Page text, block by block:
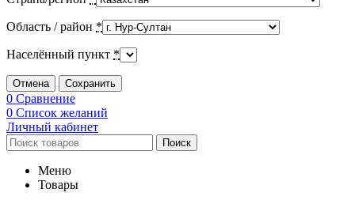
Область / район *
Населённый пункт *
Отмена Сохранить
0 Сравнение
0 Список желаний
Личный кабинет
Поиск
Меню
Товары